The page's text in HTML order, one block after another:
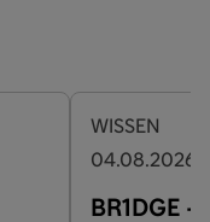
WISSEN
04.08.2026
BR1DGE